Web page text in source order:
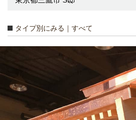
タイプ別にみる｜すべて